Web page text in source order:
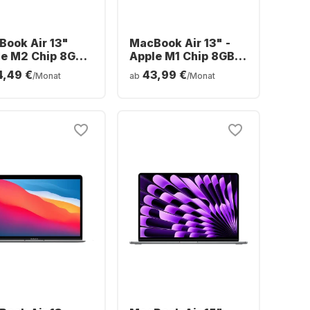
Air 13"
M2 Chip 8GB
256GB SSD
8-core
€/Monat
MacBook Air 13" -
Apple M1 Chip 8GB
Memory 512GB SSD
Integrated 8-core
ab 43,99 €/Monat